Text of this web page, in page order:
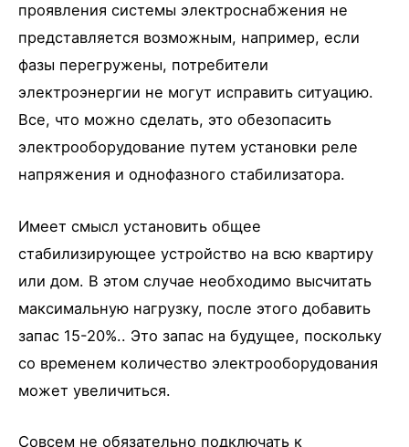
проявления системы электроснабжения не
представляется возможным, например, если
фазы перегружены, потребители
электроэнергии не могут исправить ситуацию.
Все, что можно сделать, это обезопасить
электрооборудование путем установки реле
напряжения и однофазного стабилизатора.
Имеет смысл установить общее
стабилизирующее устройство на всю квартиру
или дом. В этом случае необходимо высчитать
максимальную нагрузку, после этого добавить
запас 15-20%.. Это запас на будущее, поскольку
со временем количество электрооборудования
может увеличиться.
Совсем не обязательно подключать к